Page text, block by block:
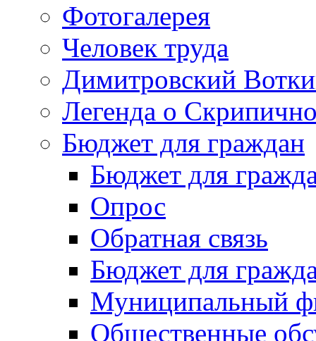
Фотогалерея
Человек труда
Димитровский
Легенда о
Бюджет для граждан
Бюджет для
Опрос
Обратная связь
Бюджет для
Муниципальный
Общественные